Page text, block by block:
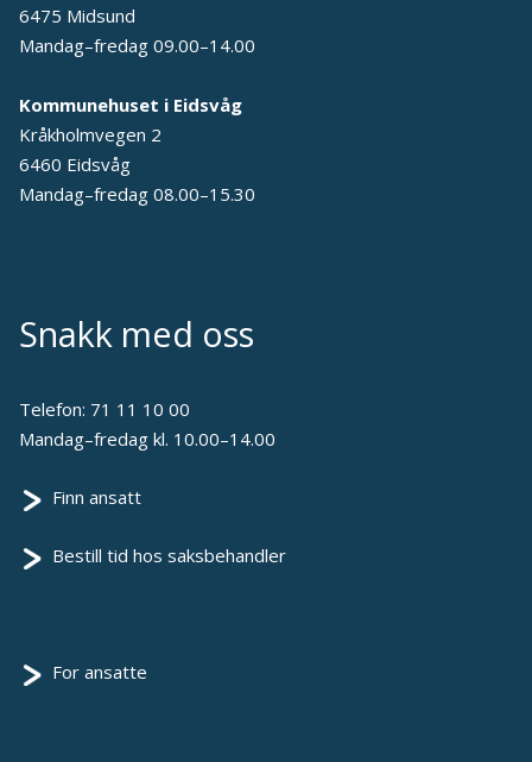
6475 Midsund
Mandag–fredag 09.00–14.00
Kommunehuset i Eidsvåg
Kråkholmvegen 2
6460 Eidsvåg
Mandag–fredag 08.00–15.30
Snakk med oss
Telefon: 71 11 10 00
Mandag–fredag kl. 10.00–14.00
Finn ansatt
Bestill tid hos saksbehandler
For ansatte